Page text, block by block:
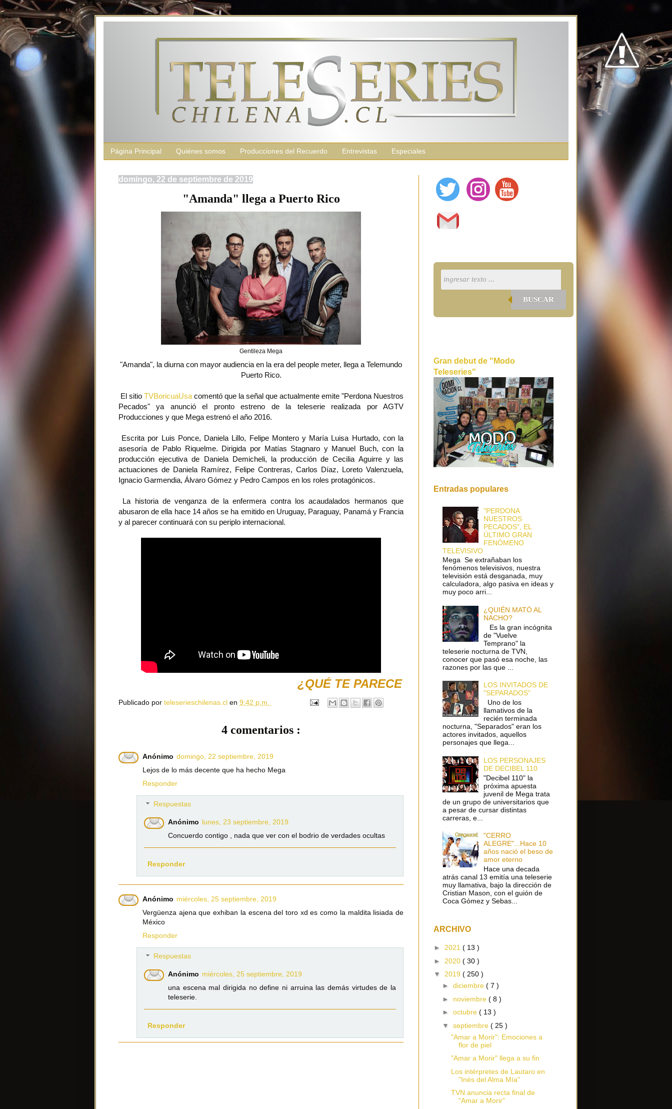
Página Principal Quiénes somos Producciones del Recuerdo Entrevistas Especiales
domingo, 22 de septiembre de 2019
"Amanda" llega a Puerto Rico
Gentileza Mega
"Amanda", la diurna con mayor audiencia en la era del people meter, llega a Telemundo
Puerto Rico.
El sitio TVBoricuaUsacomentó que la señal que actualmente emite "Perdona Nuestros
Pecados" ya anunció el pronto estreno de la teleserie realizada por AGTV
Producciones y que Mega estrenó el año 2016.
Escrita por Luis Ponce, Daniela Lillo, Felipe Montero y María Luisa Hurtado, con la
asesoría de Pablo Riquelme. Dirigida por Matías Stagnaro y Manuel Buch, con la
producción ejecutiva de Daniela Demicheli, la producción de Cecilia Aguirre y las
actuaciones de Daniela Ramírez, Felipe Contreras, Carlos Díaz, Loreto Valenzuela,
Ignacio Garmendia, Álvaro Gómez y Pedro Campos en los roles protagónicos.
La historia de venganza de la enfermera contra los acaudalados hermanos que
abusaron de ella hace 14 años se ha emitido en Uruguay, Paraguay, Panamá y Francia
y al parecer continuará con su periplo internacional.
¿QUÉ TE PARECE?
Publicado por teleserieschilenas.cl en 9:42 p.m.
4 comentarios :
Anónimo domingo, 22 septiembre, 2019
Lejos de lo más decente que ha hecho Mega
Responder
Respuestas
Anónimo lunes, 23 septiembre, 2019
Concuerdo contigo , nada que ver con el bodrio de verdades ocultas
Responder
Anónimo miércoles, 25 septiembre, 2019
Vergüenza ajena que exhiban la escena del toro xd es como la maldita lisiada de
México
Responder
Respuestas
Anónimo miércoles, 25 septiembre, 2019
una escena mal dirigida no define ni arruina las demás virtudes de la
teleserie.
Responder
BUSCAR
Gran debut de "Modo
Teleseries"
Entradas populares
"PERDONA
NUESTROS
PECADOS", EL
ÚLTIMO GRAN
FENÓMENO
TELEVISIVO
Mega Se extrañaban los
fenómenos televisivos, nuestra
televisión está desganada, muy
calculadora, algo pasiva en ideas y
muy poco arri...
¿QUIÉN MATÓ AL
NACHO?
Es la gran incógnita
de "Vuelve
Temprano" la
teleserie nocturna de TVN,
conocer que pasó esa noche, las
razones por las que ...
LOS INVITADOS DE
"SEPARADOS"
Uno de los
llamativos de la
recién terminada
nocturna, "Separados" eran los
actores invitados, aquellos
personajes que llega...
LOS PERSONAJES
DE DECIBEL 110
"Decibel 110" la
próxima apuesta
juvenil de Mega trata
de un grupo de universitarios que
a pesar de cursar distintas
carreras, e...
"CERRO
ALEGRE"...Hace 10
años nació el beso de
amor eterno
Hace una decada
atrás canal 13 emitía una teleserie
muy llamativa, bajo la dirección de
Cristian Mason, con el guión de
Coca Gómez y Sebas...
ARCHIVO
► 2021 ( 13 )
► 2020 ( 30 )
▼ 2019 ( 250 )
► diciembre ( 7 )
► noviembre ( 8 )
► octubre ( 13 )
▼ septiembre ( 25 )
"Amar a Morir": Emociones a
flor de piel
"Amar a Morir" llega a su fin
Los intérpretes de Lautaro en
"Inés del Alma Mía"
TVN anuncia recta final de
"Amar a Morir"